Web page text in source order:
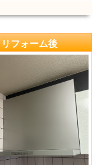
リフォーム後